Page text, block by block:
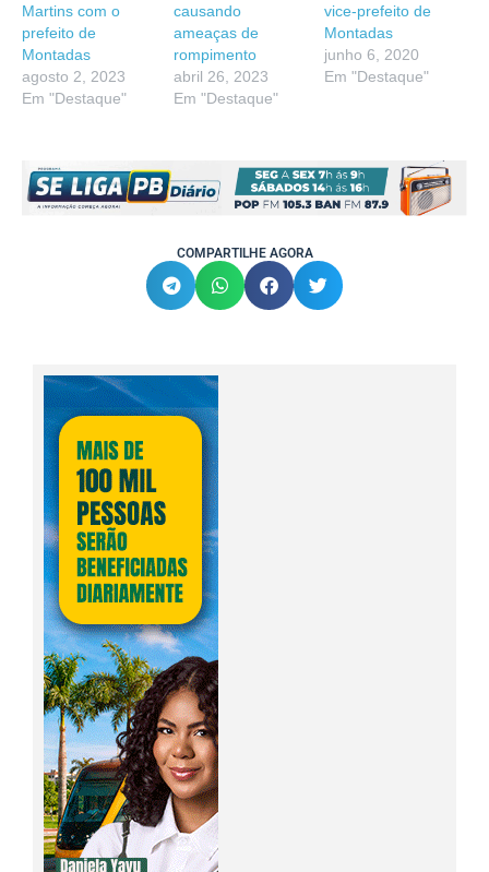
Martins com o
prefeito de
Montadas
agosto 2, 2023
Em "Destaque"
causando
ameaças de
rompimento
abril 26, 2023
Em "Destaque"
vice-prefeito de
Montadas
junho 6, 2020
Em "Destaque"
COMPARTILHE AGORA